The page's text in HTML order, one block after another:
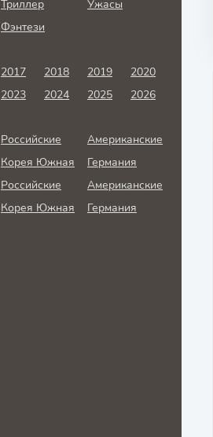
Триллер
Ужасы
Фэнтези
2017 2018 2019
2020
2023 2024 2025 2026
Российские
Американские
Корея Южная
Германия
Российские
Американские
Корея Южная Германия